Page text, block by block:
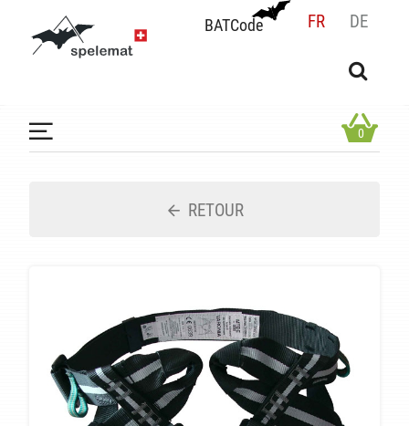
BATCode FR DE
BATCode
OK
0
RETOUR